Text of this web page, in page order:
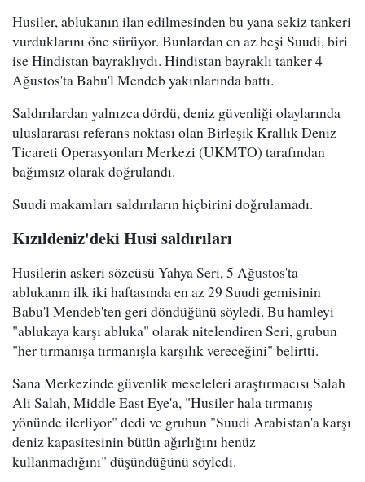
Husiler, ablukanın ilan edilmesinden bu yana sekiz tankeri
vurduklarını öne sürüyor. Bunlardan en az beşi Suudi, biri
ise Hindistan bayraklıydı. Hindistan bayraklı tanker 4
Ağustos'ta Babu'l Mendeb yakınlarında battı.
Saldırılardan yalnızca dördü, deniz güvenliği olaylarında
uluslararası referans noktası olan Birleşik Krallık Deniz
Ticareti Operasyonları Merkezi (UKMTO) tarafından
bağımsız olarak doğrulandı.
Suudi makamları saldırıların hiçbirini doğrulamadı.
Kızıldeniz'deki Husi saldırıları
Husilerin askeri sözcüsü Yahya Seri, 5 Ağustos'ta
ablukanın ilk iki haftasında en az 29 Suudi gemisinin
Babu'l Mendeb'ten geri döndüğünü söyledi. Bu hamleyi
"ablukaya karşı abluka" olarak nitelendiren Seri, grubun
"her tırmanışa tırmanışla karşılık vereceğini" belirtti.
Sana Merkezinde güvenlik meseleleri araştırmacısı Salah
Ali Salah, Middle East Eye'a, "Husiler hala tırmanış
yönünde ilerliyor" dedi ve grubun "Suudi Arabistan'a karşı
deniz kapasitesinin bütün ağırlığını henüz
kullanmadığını" düşündüğünü söyledi.